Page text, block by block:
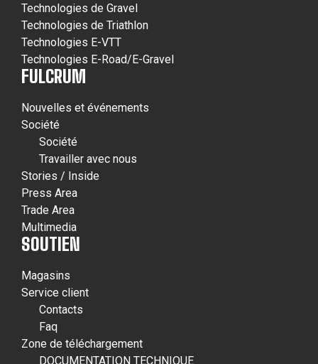
Technologies de Gravel
Technologies de Triathlon
Technologies E-VTT
Technologies E-Road/E-Gravel
FULCRUM
Nouvelles et événements
Société
Société
Travailler avec nous
Stories / Inside
Press Area
Trade Area
Multimedia
SOUTIEN
Magasins
Service client
Contacts
Faq
Zone de téléchargement
DOCUMENTATION TECHNIQUE